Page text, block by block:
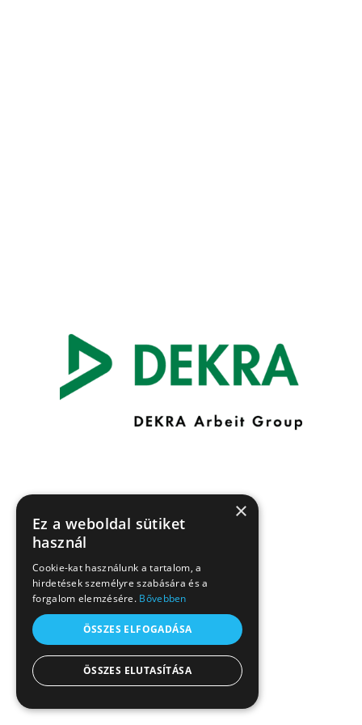
×
Ez a weboldal sütiket
használ
Cookie-kat használunk a tartalom, a
hirdetések személyre szabására és a
forgalom elemzésére. Bővebben
ÖSSZES ELFOGADÁSA
ÖSSZES ELUTASÍTÁSA